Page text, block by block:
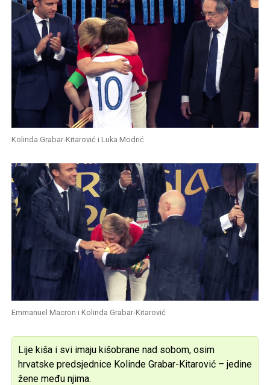
Kolinda Grabar-Kitarović i Luka Modrić
Emmanuel Macron i Kolinda Grabar-Kitarović
Lije kiša i svi imaju kišobrane nad sobom, osim
hrvatske predsjednice Kolinde Grabar-Kitarović – jedine
žene među njima.